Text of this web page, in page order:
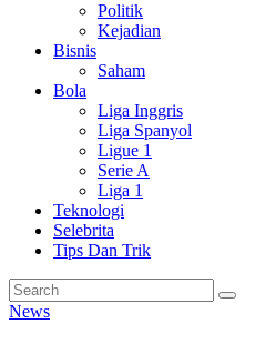
Politik
Kejadian
Bisnis
Saham
Bola
Liga Inggris
Liga Spanyol
Ligue 1
Serie A
Liga 1
Teknologi
Selebrita
Tips Dan Trik
News